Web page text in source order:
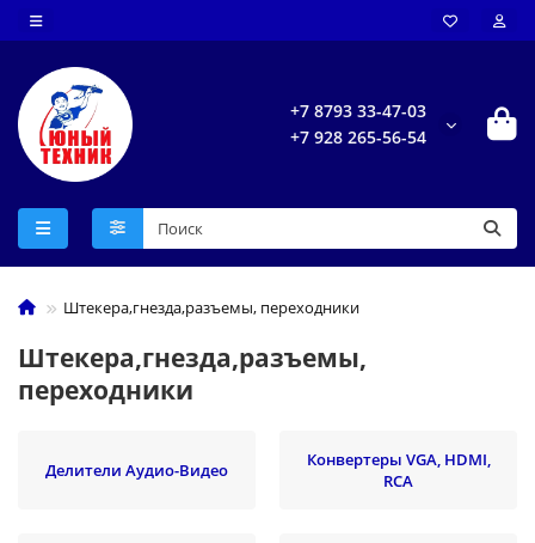
+7 8793 33-47-03
+7 928 265-56-54
Штекера,гнезда,разъемы, переходники
Штекера,гнезда,разъемы,
переходники
Делители Аудио-Видео
Конвертеры VGA, HDMI,
RCA